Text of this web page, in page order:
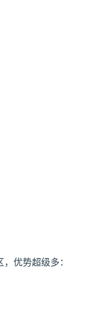
优势超级多：